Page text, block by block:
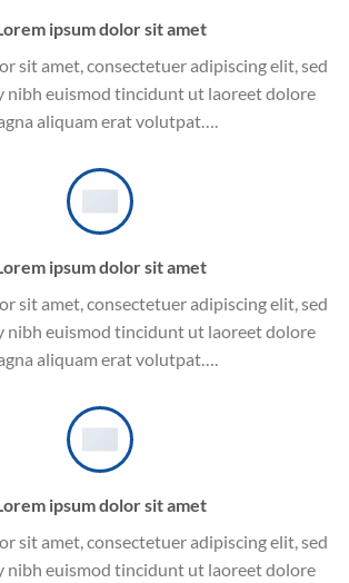
ipsum dolor sit amet
sit amet, consectetuer adipiscing elit, sed
nibh euismod tincidunt ut laoreet dolore
aliquam erat volutpat….
ipsum dolor sit amet
sit amet, consectetuer adipiscing elit, sed
nibh euismod tincidunt ut laoreet dolore
aliquam erat volutpat….
ipsum dolor sit amet
sit amet, consectetuer adipiscing elit, sed
nibh euismod tincidunt ut laoreet dolore